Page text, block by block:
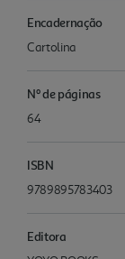
Encadernação
Cartolina
Nº de páginas
64
ISBN
9789895783403
Editora